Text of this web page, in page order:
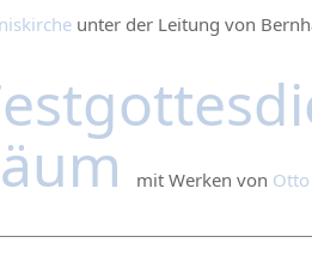
unter der Leitung von
mit Werken von